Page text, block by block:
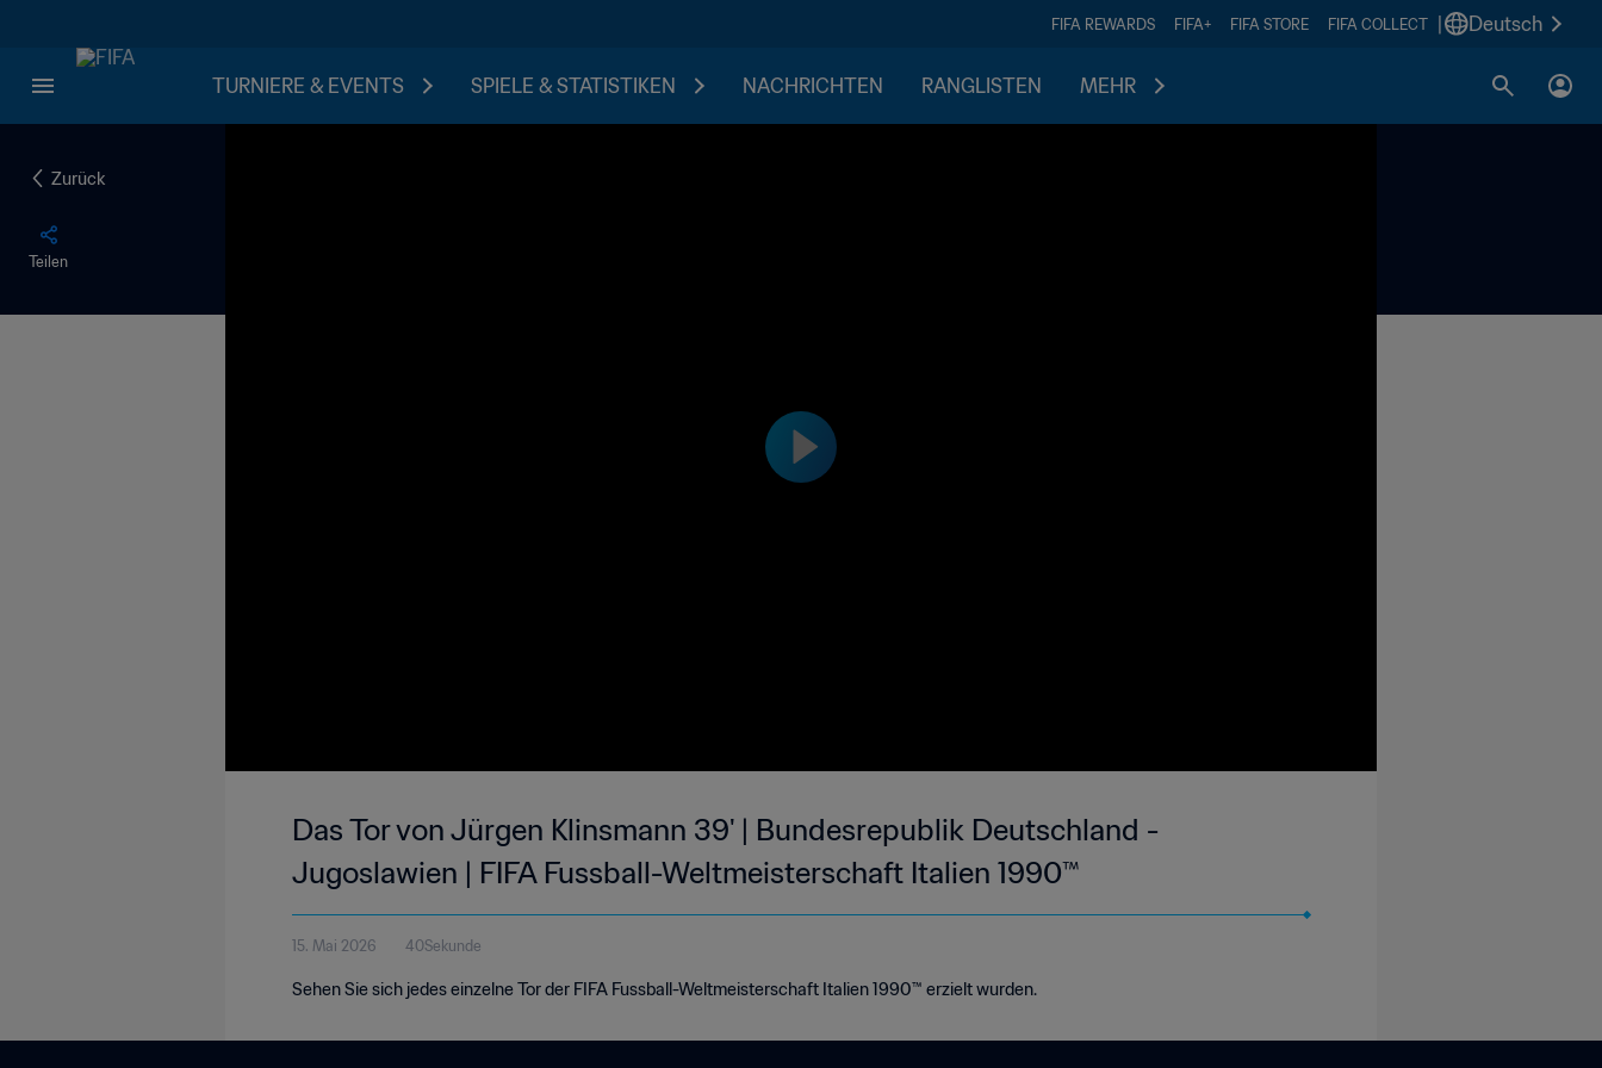
FIFA REWARDS FIFA+ FIFA STORE FIFA COLLECT Deutsch
TURNIERE & EVENTS SPIELE & STATISTIKEN NACHRICHTEN RANGLISTEN MEHR
Zurück
Teilen
Das Tor von Jürgen Klinsmann 39' | Bundesrepublik Deutschland -
Jugoslawien | FIFA Fussball-Weltmeisterschaft Italien 1990™
15. Mai 2026 40Sekunde
Sehen Sie sich jedes einzelne Tor der FIFA Fussball-Weltmeisterschaft Italien 1990™ erzielt wurden.